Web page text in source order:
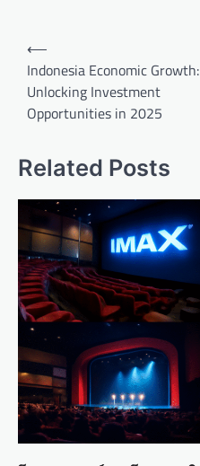
n
a
v
i
g
a
t
i
o
n
⟵
Indonesia Economic Growth:
Unlocking Investment
Opportunities in 2025
Related Posts